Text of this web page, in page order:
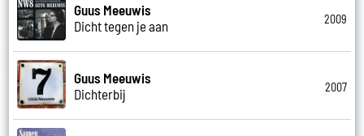
Guus Meeuwis
Dicht tegen je aan
2009
Guus Meeuwis
Dichterbij
2007